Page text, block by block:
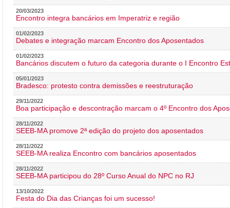
20/03/2023
Encontro integra bancários em Imperatriz e região
01/02/2023
Debates e integração marcam Encontro dos Aposentados
01/02/2023
Bancários discutem o futuro da categoria durante o I Encontro
05/01/2023
Bradesco: protesto contra demissões e reestruturação
29/11/2022
Boa participação e descontração marcam o 4º Encontro dos
28/11/2022
SEEB-MA promove 2ª edição do projeto dos aposentados
28/11/2022
SEEB-MA realiza Encontro com bancários aposentados
28/11/2022
SEEB-MA participou do 28º Curso Anual do NPC no RJ
13/10/2022
Festa do Dia das Crianças foi um sucesso!